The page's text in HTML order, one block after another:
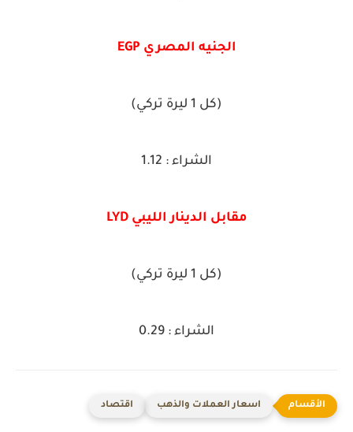
الجنيه المصري EGP
(كل 1 ليرة تركي)
الشراء : 1.12
مقابل الدينار الليبي LYD
(كل 1 ليرة تركي)
الشراء : 0.29
اسعار العملات والذهب اقتصاد